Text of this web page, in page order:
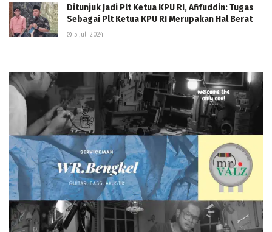
Ditunjuk Jadi Plt Ketua KPU RI, Afifuddin: Tugas
Sebagai Plt Ketua KPU RI Merupakan Hal Berat
5 Juli 2024